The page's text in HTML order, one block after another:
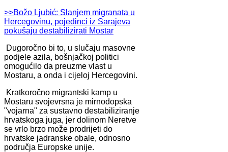
>>Božo Ljubić: Slanjem migranata u
Hercegovinu, pojedinci iz Sarajeva
pokušaju destabilizirati Mostar
Dugoročno bi to, u slučaju masovne
podjele azila, bošnjačkoj politici
omogućilo da preuzme vlast u
Mostaru, a onda i cijeloj Hercegovini.
Kratkoročno migrantski kamp u
Mostaru svojevrsna je mirnodopska
"vojarna" za sustavno destabiliziranje
hrvatskoga juga, jer dolinom Neretve
se vrlo brzo može prodrijeti do
hrvatske jadranske obale, odnosno
područja Europske unije.